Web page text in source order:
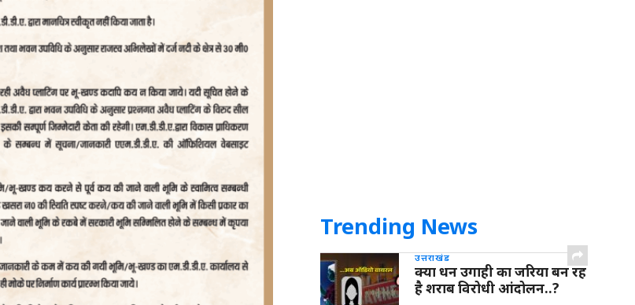
Trending News
उत्तराखंड
क्या धन उगाही का जरिया बन रह
है शराब विरोधी आंदोलन..?